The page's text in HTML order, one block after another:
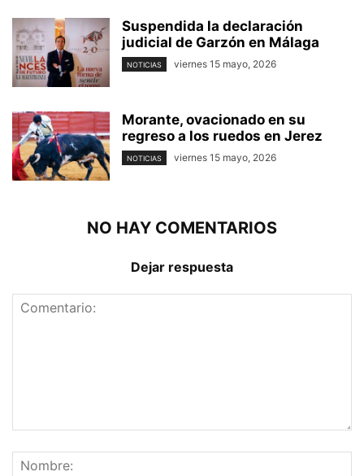
Suspendida la declaración
judicial de Garzón en Málaga
NOTICIAS viernes 15 mayo, 2026
Morante, ovacionado en su
regreso a los ruedos en Jerez
NOTICIAS viernes 15 mayo, 2026
NO HAY COMENTARIOS
Dejar respuesta